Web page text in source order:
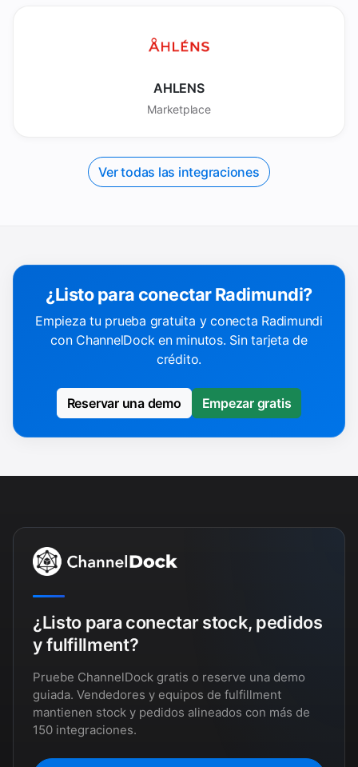
AHLENS
Marketplace
Ver todas las integraciones
¿Listo para conectar Radimundi?
Empieza tu prueba gratuita y conecta Radimundi
con ChannelDock en minutos. Sin tarjeta de
crédito.
Reservar una demo Empezar gratis
¿Listo para conectar stock, pedidos
y fulfillment?
Pruebe ChannelDock gratis o reserve una demo
guiada. Vendedores y equipos de fulfillment
mantienen stock y pedidos alineados con más de
150 integraciones.